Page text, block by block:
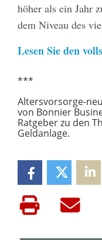
höher als ein Jahr
dem Niveau des
Lesen Sie den
***
Altersvorsorge-
von Bonnier
Ratgeber zu den
Geldanlage.